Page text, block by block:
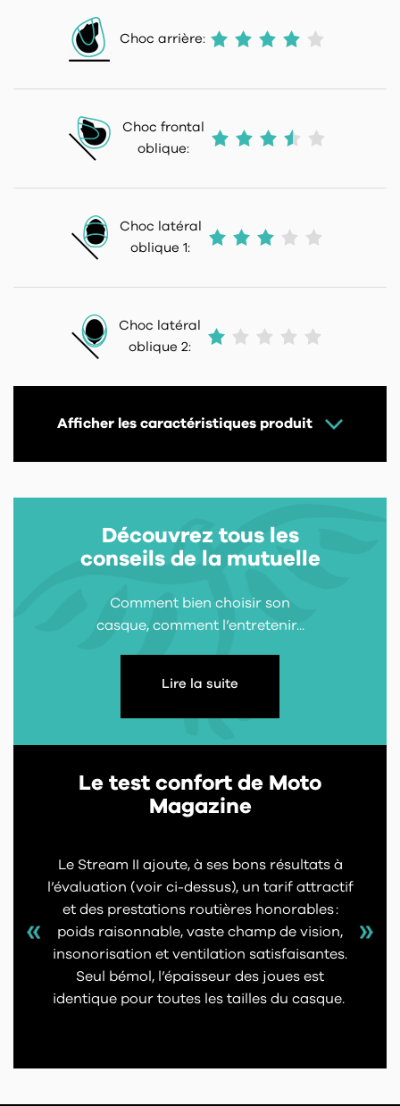
Choc arrière:
Choc frontal
oblique:
Choc latéral
oblique 1:
Choc latéral
oblique 2:
Afficher les caractéristiques produit
Découvrez tous les
conseils de la mutuelle
Comment bien choisir son
casque, comment l’entretenir...
Lire la suite
Le test confort de Moto
Magazine
Le Stream II ajoute, à ses bons résultats à
l’évaluation (voir ci-dessus), un tarif attractif
et des prestations routières honorables :
poids raisonnable, vaste champ de vision,
insonorisation et ventilation satisfaisantes.
Seul bémol, l’épaisseur des joues est
identique pour toutes les tailles du casque.